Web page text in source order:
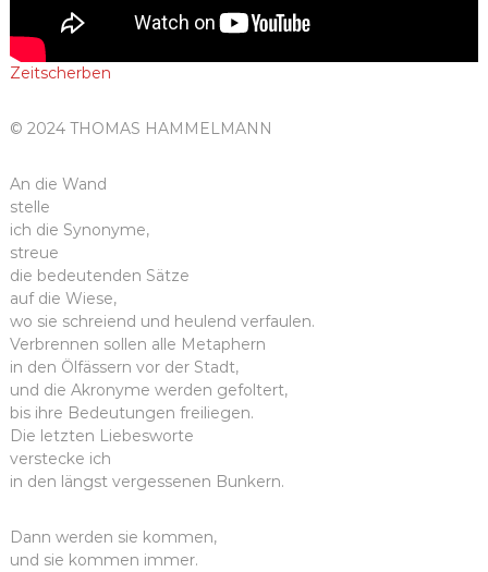
Zeitscherben
© 2024 THOMAS HAMMELMANN
An die Wand
stelle
ich die Synonyme,
streue
die bedeutenden Sätze
auf die Wiese,
wo sie schreiend und heulend verfaulen.
Verbrennen sollen alle Metaphern
in den Ölfässern vor der Stadt,
und die Akronyme werden gefoltert,
bis ihre Bedeutungen freiliegen.
Die letzten Liebesworte
verstecke ich
in den längst vergessenen Bunkern.
Dann werden sie kommen,
und sie kommen immer.